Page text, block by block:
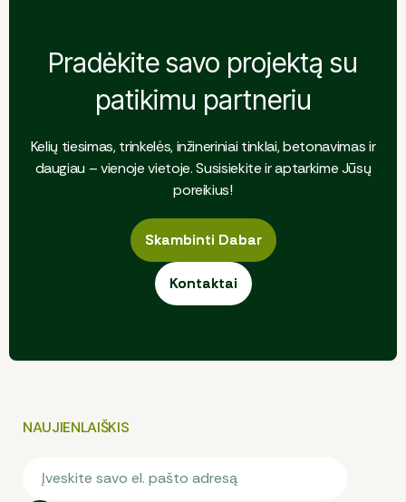
Pradėkite savo projektą su
patikimu partneriu
Kelių tiesimas, trinkelės, inžineriniai tinklai, betonavimas ir
daugiau – vienoje vietoje. Susisiekite ir aptarkime Jūsų
poreikius!
Skambinti Dabar
Skambinti Dabar
Kontaktai
Kontaktai
NAUJIENLAIŠKIS